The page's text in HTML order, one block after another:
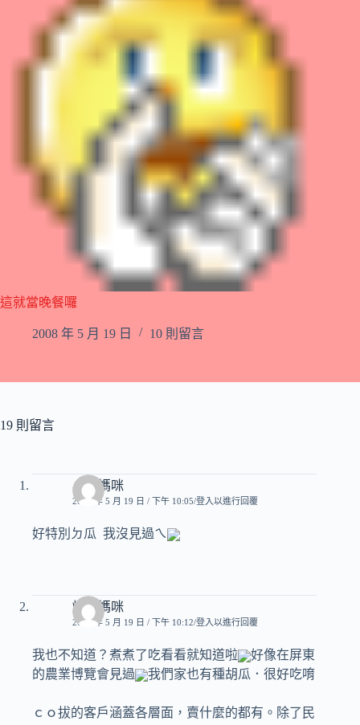
這就當晚餐囉
2008 年 5 月 19 日 10 則留言
19 則留言
小朱媽咪
2008 年 5 月 19 日 / 下午 10:05 登入以進行回覆
好特別ㄉ瓜 我沒見過ㄟ
煒奇媽咪
2008 年 5 月 19 日 / 下午 10:12 登入以進行回覆
我也不知道？煮煮了吃看看就知道啦
好像在屏東
的農業博覽會見過
我們家也有種胡瓜．很好吃唷
ｃｏ拔的客戶涵蓋各層面，賣什麼的都有。除了民